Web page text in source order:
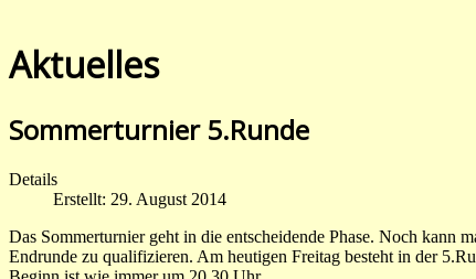
Aktuelles
Sommerturnier 5.Runde
Details
Erstellt: 29. August 2014
Das Sommerturnier geht in die entscheidende Phase. Noch kann
Endrunde zu qualifizieren. Am heutigen Freitag besteht in der